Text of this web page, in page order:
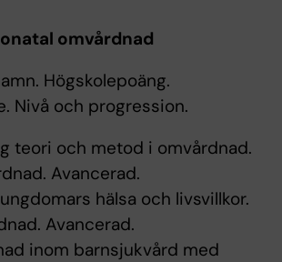
omvårdnad
Högskolepoäng.
Nivå och progression.
teori och metod i omvårdnad.
Avancerad.
hälsa och livsvillkor.
Avancerad.
inom barnsjukvård med